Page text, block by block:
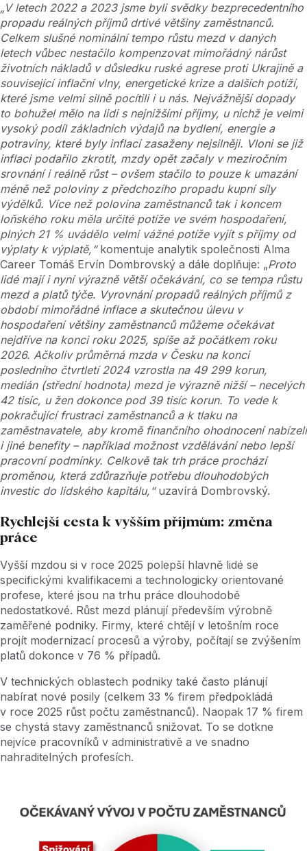
„V letech 2022 a 2023 jsme byli svědky bezprecedentního
propadu reálných příjmů drtivé většiny zaměstnanců.
Celkem slušné nominální tempo růstu mezd v daných
letech vůbec nestačilo kompenzovat mimořádný nárůst
životních nákladů v důsledku ruské agrese proti Ukrajině a
související inflační vlny, energetické krize a dalších potíží,
které jsme velmi silně pocítili i u nás. Nejvážnější dopady
to bohužel mělo na lidi s nejnižšími příjmy, u nichž je velmi
vysoký podíl základních výdajů na bydlení, energie a
potraviny, které byly inflací zasaženy nejsilněji. Vloni se již
inflaci podařilo zkrotit, mzdy opět začaly v meziročním
srovnání i reálně růst – ovšem stačilo to pouze k umazání
méně než poloviny z předchozího propadu kupní síly
výdělků. Více než polovina zaměstnanců tak i koncem
loňského roku měla určité potíže ve svém hospodaření,
plných 21 % uvádělo velmi vážné potíže vyjít s příjmy od
výplaty k výplatě,“komentuje analytik společnosti Alma
Career Tomáš Ervín Dombrovský a dále doplňuje: „Proto
lidé mají i nyní výrazně větší očekávání, co se tempa růstu
mezd a platů týče. Vyrovnání propadů reálných příjmů z
období mimořádné inflace a skutečnou úlevu v
hospodaření většiny zaměstnanců můžeme očekávat
nejdříve na konci roku 2025, spíše až počátkem roku
2026. Ačkoliv průměrná mzda v Česku na konci
posledního čtvrtletí 2024 vzrostla na 49 299 korun,
medián (střední hodnota) mezd je výrazně nižší – necelých
42 tisíc, u žen dokonce pod 39 tisíc korun. To vede k
pokračující frustraci zaměstnanců a k tlaku na
zaměstnavatele, aby kromě finančního ohodnocení nabízeli
i jiné benefity – například možnost vzdělávání nebo lepší
pracovní podmínky. Celkově tak trh práce prochází
proměnou, která zdůrazňuje potřebu dlouhodobých
investic do lidského kapitálu,“uzavírá Dombrovský.
Rychlejší cesta k vyšším příjmům: změna
práce
Vyšší mzdou si v roce 2025 polepší hlavně lidé se
specifickými kvalifikacemi a technologicky orientované
profese, které jsou na trhu práce dlouhodobě
nedostatkové. Růst mezd plánují především výrobně
zaměřené podniky. Firmy, které chtějí v letošním roce
projít modernizací procesů a výroby, počítají se zvýšením
platů dokonce v 76 % případů.
V technických oblastech podniky také často plánují
nabírat nové posily (celkem 33 % firem předpokládá
v roce 2025 růst počtu zaměstnanců). Naopak 17 % firem
se chystá stavy zaměstnanců snižovat. To se dotkne
nejvíce pracovníků v administrativě a ve snadno
nahraditelných profesích.